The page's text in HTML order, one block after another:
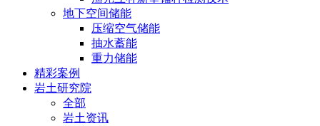
地下空间储能
压缩空气储能
抽水蓄能
重力储能
精彩案例
岩土研究院
全部
岩土资讯